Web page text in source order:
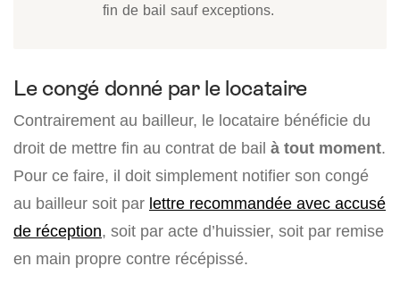
fin de bail sauf exceptions.
Le congé donné par le locataire
Contrairement au bailleur, le locataire bénéficie du
droit de mettre fin au contrat de bail à tout moment.
Pour ce faire, il doit simplement notifier son congé
au bailleur soit par lettre recommandée avec accusé
de réception, soit par acte d’huissier, soit par remise
en main propre contre récépissé.